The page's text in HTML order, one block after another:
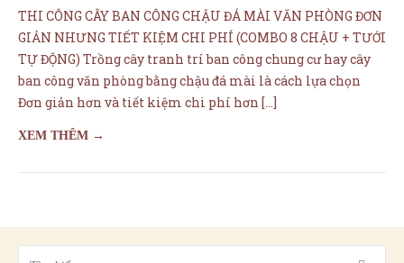
BẢNG GIÁ MINIGARDEN
MUA ONLINE
THI CÔNG CÂY BAN CÔNG CHẬU ĐÁ MÀI VĂN PHÒNG ĐƠN
GIẢN NHƯNG TIẾT KIỆM CHI PHÍ (COMBO 8 CHẬU + TƯỚI
TỰ ĐỘNG) Trồng cây tranh trí ban công chung cư hay cây
ban công văn phòng bằng chậu đá mài là cách lựa chọn
Đơn giản hơn và tiết kiệm chi phí hơn […]
XEM THÊM →